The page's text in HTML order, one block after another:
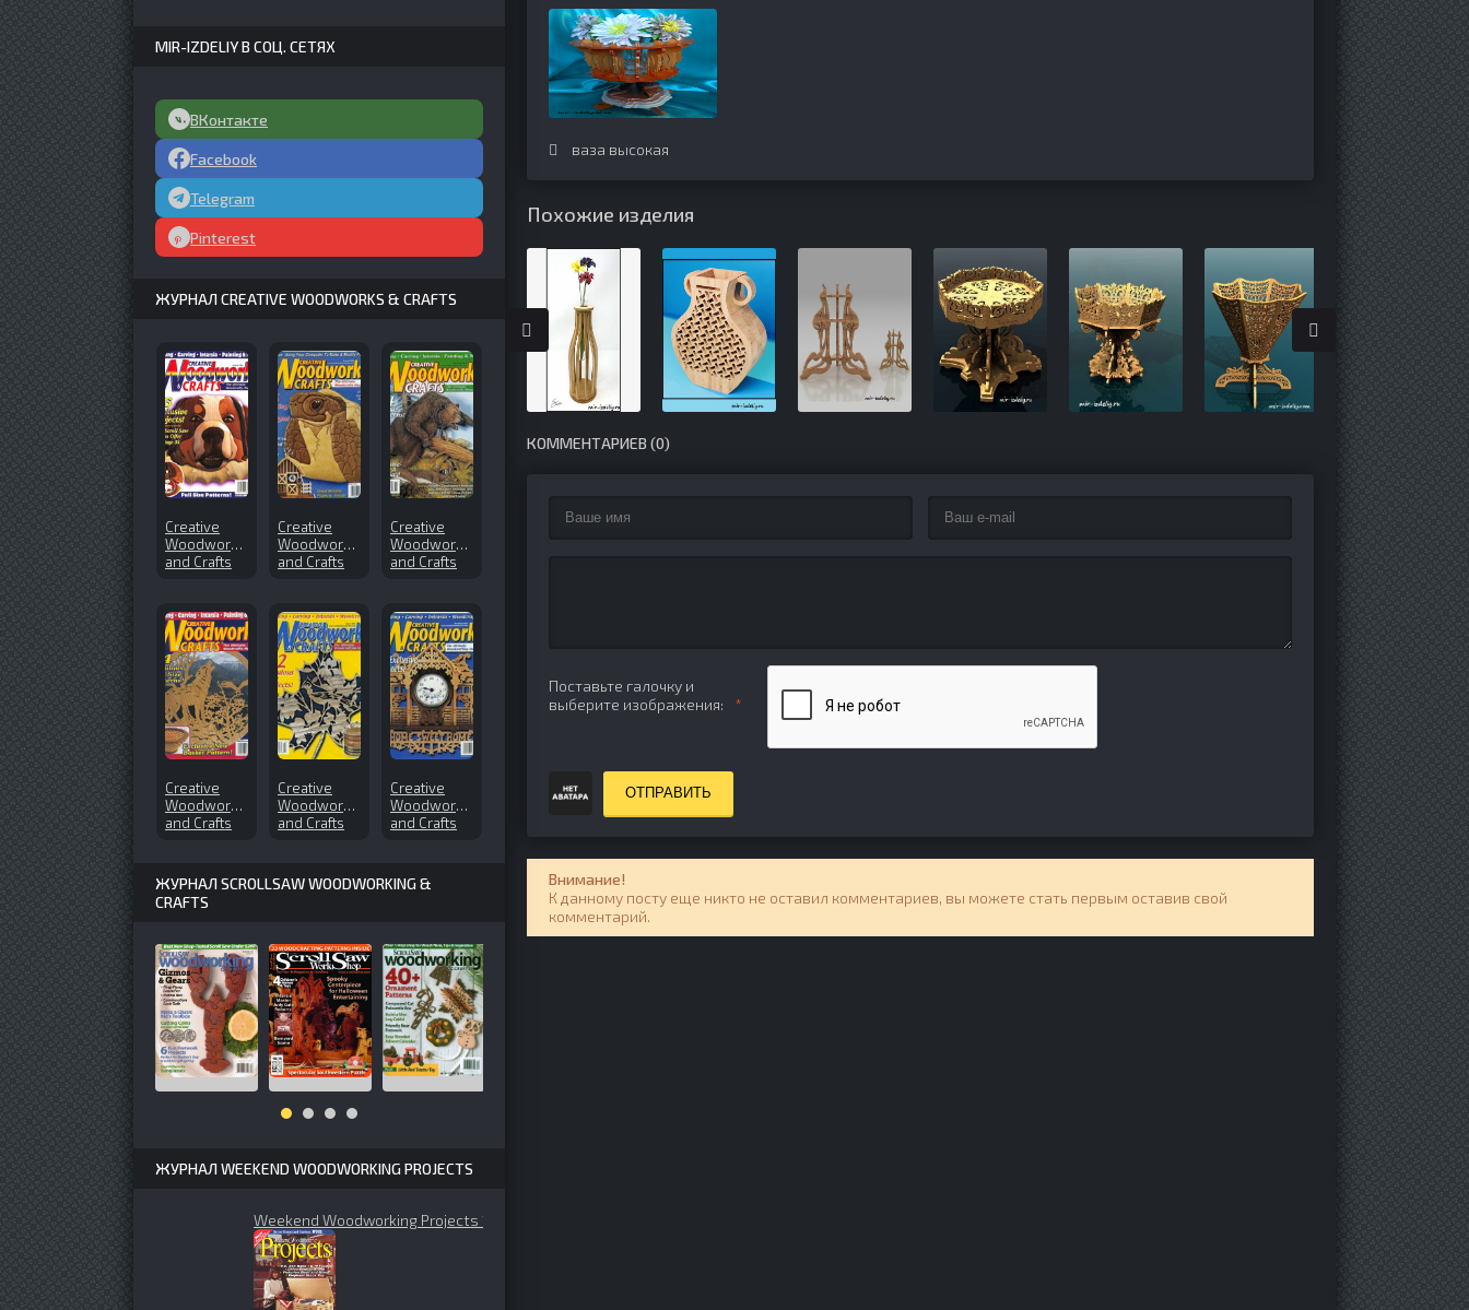
ваза высокая
Похожие изделия
КОММЕНТАРИЕВ (0)
Поставьте галочку и
выберите изображения:
ОТПРАВИТЬ
Внимание!
К данному посту еще никто не оставил комментариев, вы можете стать первым оставив свой
комментарий.
MIR-IZDELIY В СОЦ. СЕТЯХ
ВКонтакте
Facebook
Telegram
Pinterest
ЖУРНАЛ CREATIVE WOODWORKS & CRAFTS
Creative
Woodworks
and Crafts
Creative
Woodworks
and Crafts
Creative
Woodworks
and Crafts
Creative
Woodworks
and Crafts
Creative
Woodworks
and Crafts
Creative
Woodworks
and Crafts
ЖУРНАЛ SCROLLSAW WOODWORKING &
CRAFTS
ЖУРНАЛ WEEKEND WOODWORKING PROJECTS
Weekend Woodworking Projects 1994 №05 (41)